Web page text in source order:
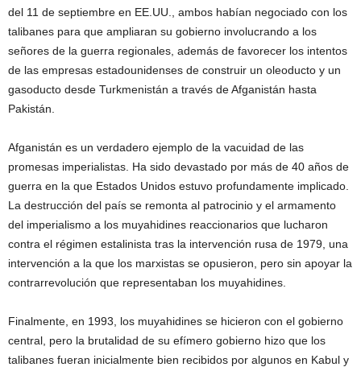
del 11 de septiembre en EE.UU., ambos habían negociado con los
talibanes para que ampliaran su gobierno involucrando a los
señores de la guerra regionales, además de favorecer los intentos
de las empresas estadounidenses de construir un oleoducto y un
gasoducto desde Turkmenistán a través de Afganistán hasta
Pakistán.
Afganistán es un verdadero ejemplo de la vacuidad de las
promesas imperialistas. Ha sido devastado por más de 40 años de
guerra en la que Estados Unidos estuvo profundamente implicado.
La destrucción del país se remonta al patrocinio y el armamento
del imperialismo a los muyahidines reaccionarios que lucharon
contra el régimen estalinista tras la intervención rusa de 1979, una
intervención a la que los marxistas se opusieron, pero sin apoyar la
contrarrevolución que representaban los muyahidines.
Finalmente, en 1993, los muyahidines se hicieron con el gobierno
central, pero la brutalidad de su efímero gobierno hizo que los
talibanes fueran inicialmente bien recibidos por algunos en Kabul y